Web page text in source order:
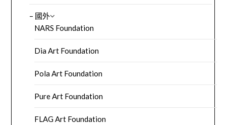
– 國外
NARS Foundation
Dia Art Foundation
Pola Art Foundation
Pure Art Foundation
FLAG Art Foundation